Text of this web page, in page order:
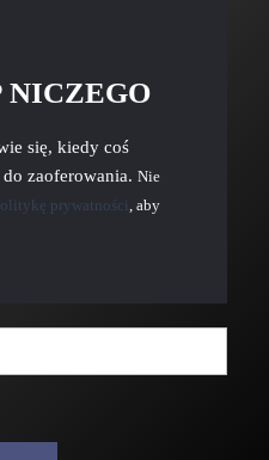
NICZEGO
się, kiedy coś
zaoferowania. Nie
prywatności, aby